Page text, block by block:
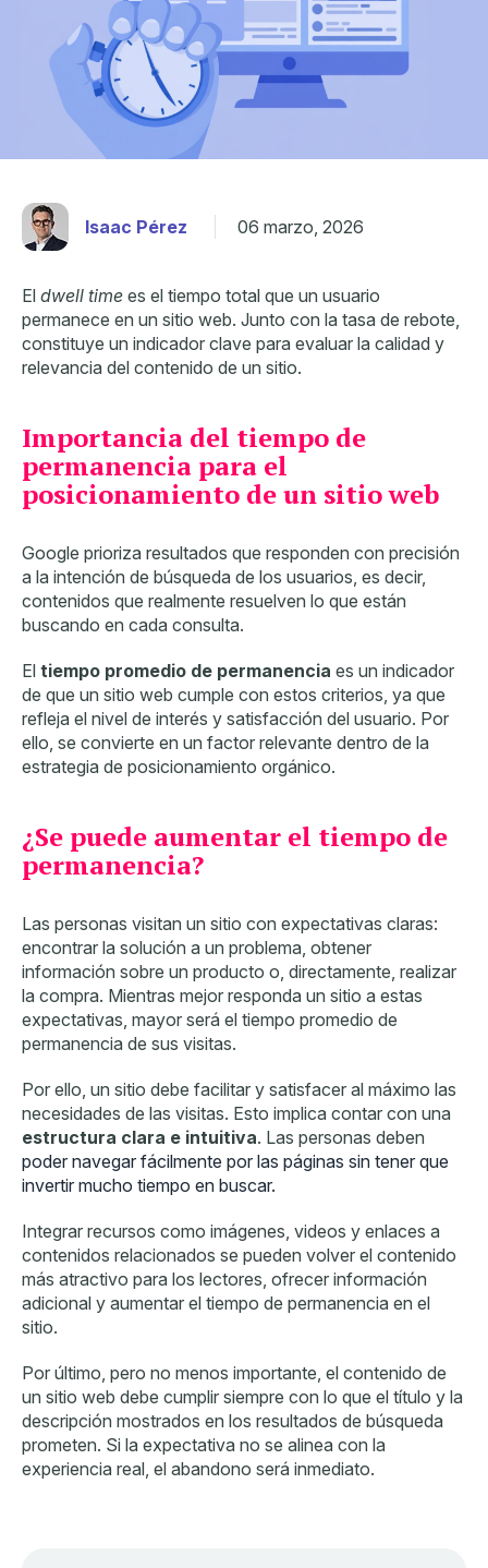
Isaac Pérez 06 marzo, 2026
El dwell time es el tiempo total que un usuario
permanece en un sitio web. Junto con la tasa de rebote,
constituye un indicador clave para evaluar la calidad y
relevancia del contenido de un sitio.
Importancia del tiempo de
permanencia para el
posicionamiento de un sitio web
Google prioriza resultados que responden con precisión
a la intención de búsqueda de los usuarios, es decir,
contenidos que realmente resuelven lo que están
buscando en cada consulta.
El tiempo promedio de permanencia es un indicador
de que un sitio web cumple con estos criterios, ya que
refleja el nivel de interés y satisfacción del usuario. Por
ello, se convierte en un factor relevante dentro de la
estrategia de posicionamiento orgánico.
¿Se puede aumentar el tiempo de
permanencia?
Las personas visitan un sitio con expectativas claras:
encontrar la solución a un problema, obtener
información sobre un producto o, directamente, realizar
la compra. Mientras mejor responda un sitio a estas
expectativas, mayor será el tiempo promedio de
permanencia de sus visitas.
Por ello, un sitio debe facilitar y satisfacer al máximo las
necesidades de las visitas. Esto implica contar con una
estructura clara e intuitiva. Las personas deben
poder navegar fácilmente por las páginas sin tener que
invertir mucho tiempo en buscar.
Integrar recursos como imágenes, videos y enlaces a
contenidos relacionados se pueden volver el contenido
más atractivo para los lectores, ofrecer información
adicional y aumentar el tiempo de permanencia en el
sitio.
Por último, pero no menos importante, el contenido de
un sitio web debe cumplir siempre con lo que el título y la
descripción mostrados en los resultados de búsqueda
prometen. Si la expectativa no se alinea con la
experiencia real, el abandono será inmediato.